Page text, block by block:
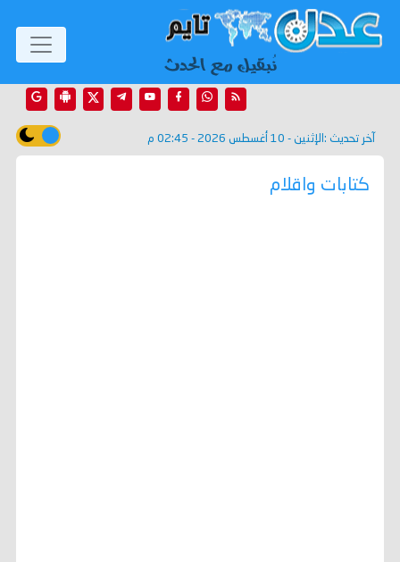
آخر تحديث : الإثنين - 10 أغسطس 2026 - 02:45 م
كتابات واقلام